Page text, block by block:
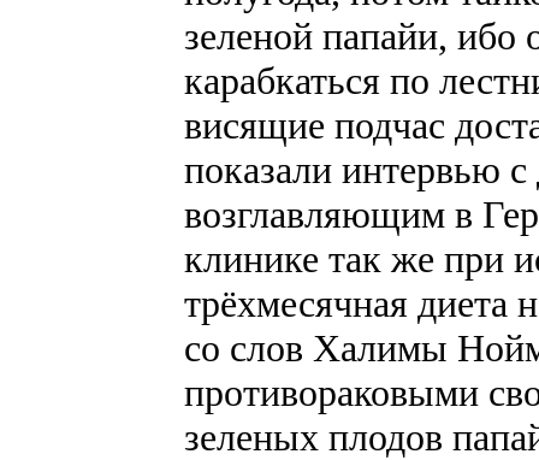
зеленой папайи, ибо
карабкаться по
висящие подчас
показали интервью
возглавляющим в
клинике так же при
трёхмесячная диета
со слов Халимы
противораковыми
зеленых плодов